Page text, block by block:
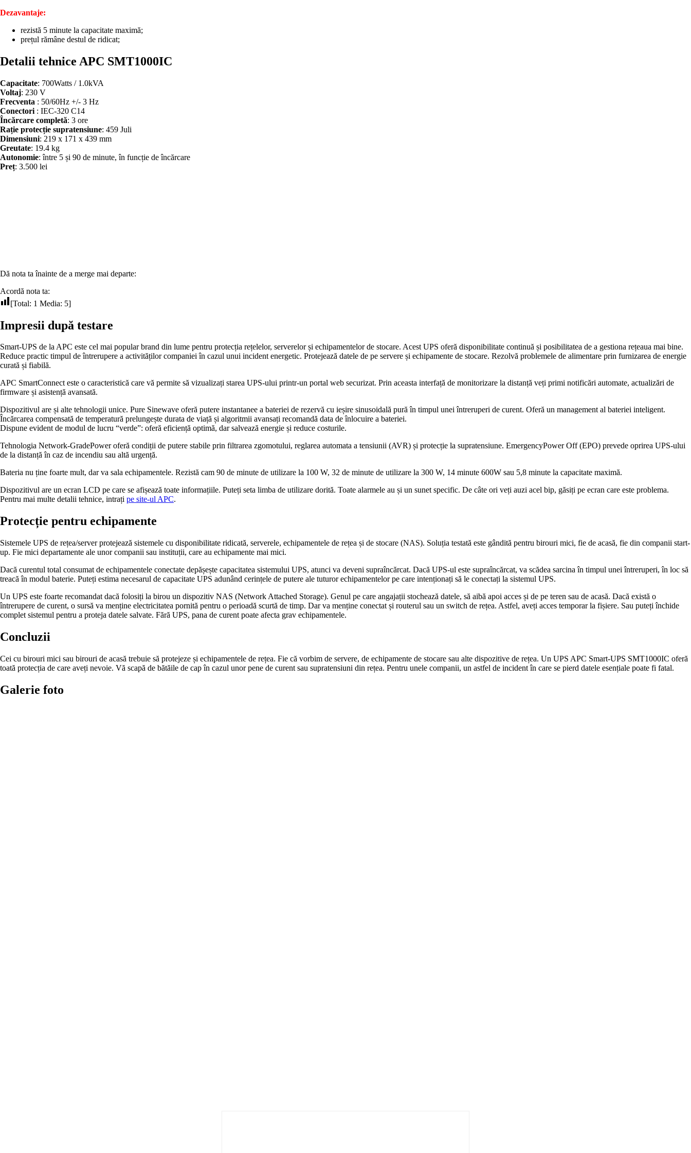
Dezavantaje:
rezistă 5 minute la capacitate maximă;
prețul rămâne destul de ridicat;
Detalii tehnice APC SMT1000IC
Capacitate: 700Watts / 1.0kVA
Voltaj: 230 V
Frecventa : 50/60Hz +/- 3 Hz
Conectori : IEC-320 C14
Încărcare completă: 3 ore
Rație protecție supratensiune: 459 Juli
Dimensiuni: 219 x 171 x 439 mm
Greutate: 19.4 kg
Autonomie: între 5 și 90 de minute, în funcție de încărcare
Preț: 3.500 lei
Dă nota ta înainte de a merge mai departe:
Acordă nota ta:
[Total: 1 Media: 5]
Impresii după testare
Smart-UPS de la APC este cel mai popular brand din lume pentru protecția rețelelor, serverelor și echipamentelor de stocare. Acest UPS oferă disponibilitate continuă și posibilitatea de a gestiona rețeaua mai bine.
Reduce practic timpul de întrerupere a activităților companiei în cazul unui incident energetic. Protejează datele de pe servere și echipamente de stocare. Rezolvă problemele de alimentare prin furnizarea de energie
curată și fiabilă.
APC SmartConnect este o caracteristică care vă permite să vizualizați starea UPS-ului printr-un portal web securizat. Prin aceasta interfață de monitorizare la distanță veți primi notificări automate, actualizări de
firmware și asistență avansată.
Dispozitivul are și alte tehnologii unice. Pure Sinewave oferă putere instantanee a bateriei de rezervă cu ieșire sinusoidală pură în timpul unei întreruperi de curent. Oferă un management al bateriei inteligent.
Încărcarea compensată de temperatură prelungește durata de viață și algoritmii avansați recomandă data de înlocuire a bateriei.
Dispune evident de modul de lucru “verde”: oferă eficiență optimă, dar salvează energie și reduce costurile.
Tehnologia Network-GradePower oferă condiții de putere stabile prin filtrarea zgomotului, reglarea automata a tensiunii (AVR) și protecție la supratensiune. EmergencyPower Off (EPO) prevede oprirea UPS-ului
de la distanță în caz de incendiu sau altă urgență.
Bateria nu ține foarte mult, dar va sala echipamentele. Rezistă cam 90 de minute de utilizare la 100 W, 32 de minute de utilizare la 300 W, 14 minute 600W sau 5,8 minute la capacitate maximă.
Dispozitivul are un ecran LCD pe care se afișează toate informațiile. Puteți seta limba de utilizare dorită. Toate alarmele au și un sunet specific. De câte ori veți auzi acel bip, găsiți pe ecran care este problema.
Pentru mai multe detalii tehnice, intrați pe site-ul APC.
Protecție pentru echipamente
Sistemele UPS de rețea/server protejează sistemele cu disponibilitate ridicată, serverele, echipamentele de rețea și de stocare (NAS). Soluția testată este gândită pentru birouri mici, fie de acasă, fie din companii start-
up. Fie mici departamente ale unor companii sau instituții, care au echipamente mai mici.
Dacă curentul total consumat de echipamentele conectate depășește capacitatea sistemului UPS, atunci va deveni supraîncărcat. Dacă UPS-ul este supraîncărcat, va scădea sarcina în timpul unei întreruperi, în loc să
treacă în modul baterie. Puteți estima necesarul de capacitate UPS adunând cerințele de putere ale tuturor echipamentelor pe care intenționați să le conectați la sistemul UPS.
Un UPS este foarte recomandat dacă folosiți la birou un dispozitiv NAS (Network Attached Storage). Genul pe care angajații stochează datele, să aibă apoi acces și de pe teren sau de acasă. Dacă există o
întrerupere de curent, o sursă va menține electricitatea pornită pentru o perioadă scurtă de timp. Dar va menține conectat și routerul sau un switch de rețea. Astfel, aveți acces temporar la fișiere. Sau puteți închide
complet sistemul pentru a proteja datele salvate. Fără UPS, pana de curent poate afecta grav echipamentele.
Concluzii
Cei cu birouri mici sau birouri de acasă trebuie să protejeze și echipamentele de rețea. Fie că vorbim de servere, de echipamente de stocare sau alte dispozitive de rețea. Un UPS APC Smart-UPS SMT1000IC oferă
toată protecția de care aveți nevoie. Vă scapă de bătăile de cap în cazul unor pene de curent sau supratensiuni din rețea. Pentru unele companii, un astfel de incident în care se pierd datele esențiale poate fi fatal.
Galerie foto